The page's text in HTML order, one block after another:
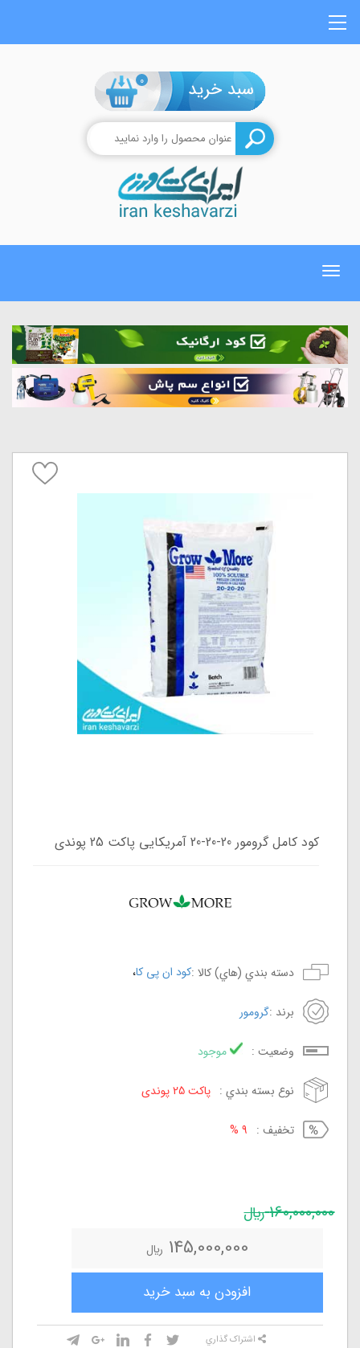
0
Toggle
کود کامل گرومور 20-20-20 آمریکایی پاکت 25 پوندی
دسته بندي (هاي) کالا :کود ان پی کا،
برند :گرومور
وضعيت : موجود
نوع بسته بندي : پاکت 25 پوندی
تخفيف : 9 %
160,000,000 ريال
145,000,000 ريال
افزودن به سبد خريد
اشتراک گذاري